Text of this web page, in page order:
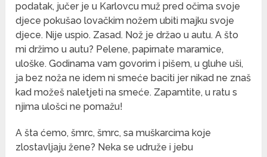
podatak, jučer je u Karlovcu muž pred očima svoje
djece pokušao lovačkim nožem ubiti majku svoje
djece. Nije uspio. Zasad. Nož je držao u autu. A što
mi držimo u autu? Pelene, papirnate maramice,
uloške. Godinama vam govorim i pišem, u gluhe uši,
ja bez noža ne idem ni smeće baciti jer nikad ne znaš
kad možeš naletjeti na smeće. Zapamtite, u ratu s
njima ulošci ne pomažu!
A šta ćemo, šmrc, šmrc, sa muškarcima koje
zlostavljaju žene? Neka se udruže i jebu